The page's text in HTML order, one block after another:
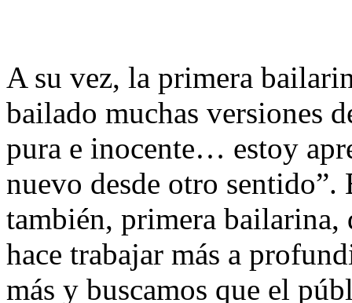
A su vez, la primera
bailado muchas versiones
pura e inocente… estoy
nuevo desde otro
también, primera bailarina,
hace trabajar más a
más y buscamos que el